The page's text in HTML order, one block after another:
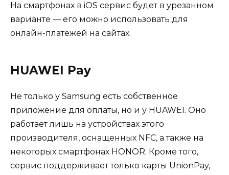
На смартфонах в iOS сервис будет в урезанном
варианте — его можно использовать для
онлайн-платежей на сайтах.
HUAWEI Pay
Не только у Samsung есть собственное
приложение для оплаты, но и у HUAWEI. Оно
работает лишь на устройствах этого
производителя, оснащенных NFC, а также на
некоторых смартфонах HONOR. Кроме того,
сервис поддерживает только карты UnionPay,